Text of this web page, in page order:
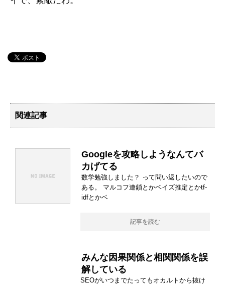
関連記事
Googleを攻略しようなんてバ
カげてる
数学勉強しました？ って問い返したいので
ある。 マルコフ連鎖とかベイズ推定とかtf-
idfとかベ
記事を読む
みんな因果関係と相関関係を誤
解している
SEOがいつまでたってもオカルトから抜け